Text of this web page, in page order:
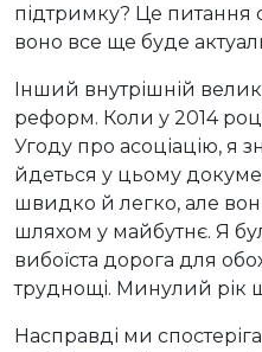
підтримку? Це питання
воно все ще буде
Інший внутрішній
реформ. Коли у 2014
Угоду про асоціацію, я
йдеться у цьому
швидко й легко, але
шляхом у майбутнє. Я
вибоїста дорога для
труднощі. Минулий рік
Насправді ми